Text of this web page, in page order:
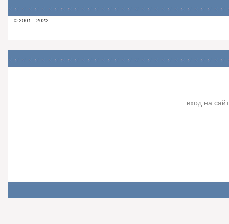
© 2001—2022
вход на сайт